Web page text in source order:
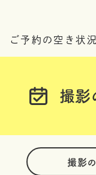
ご予約の空き状
撮影
撮影